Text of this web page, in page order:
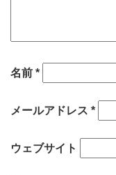
名前 *
メールアドレス *
ウェブサイト